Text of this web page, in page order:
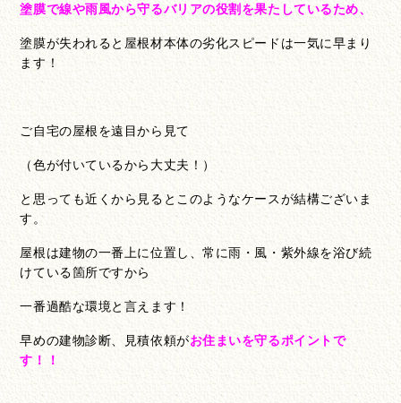
塗膜で線や雨風から守るバリアの役割を果たしているため、
塗膜が失われると屋根材本体の劣化スピードは一気に早まり
ます！
ご自宅の屋根を遠目から見て
（色が付いているから大丈夫！）
と思っても近くから見るとこのようなケースが結構ございま
す。
屋根は建物の一番上に位置し、常に雨・風・紫外線を浴び続
けている箇所ですから
一番過酷な環境と言えます！
早めの建物診断、見積依頼がお住まいを守るポイントで
す！！